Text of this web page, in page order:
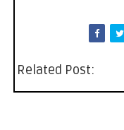
Related Post: